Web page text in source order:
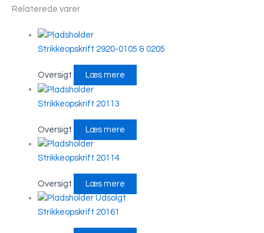
Relaterede varer
Strikkeopskrift 2920-0105 & 0205
Oversigt Læs mere
Strikkeopskrift 20113
Oversigt Læs mere
Strikkeopskrift 20114
Oversigt
Læs mere
Udsolgt
Strikkeopskrift 20161